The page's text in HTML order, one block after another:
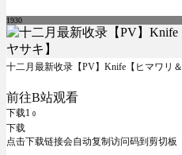
1930
十二月最新收录【PV】Knife【ヒマワリ
前往B站观看
下载1 0
下载
点击下载链接会自动复制访问码到剪切板